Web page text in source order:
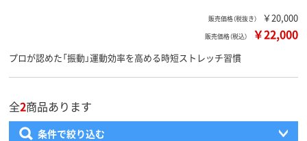
販売価格（税抜き） ￥20,000
販売価格（税込） ￥22,000
プロが認めた「振動」運動効率を高める時短ストレッチ習慣
全2商品あります
条件で絞り込む